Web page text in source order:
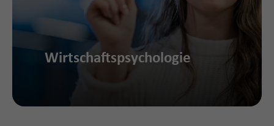
Wirtschaftspsychologie